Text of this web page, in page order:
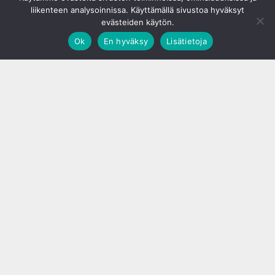
liikenteen analysoinnissa. Käyttämällä sivustoa hyväksyt
evästeiden käytön.
Ok
En hyväksy Lisätietoja